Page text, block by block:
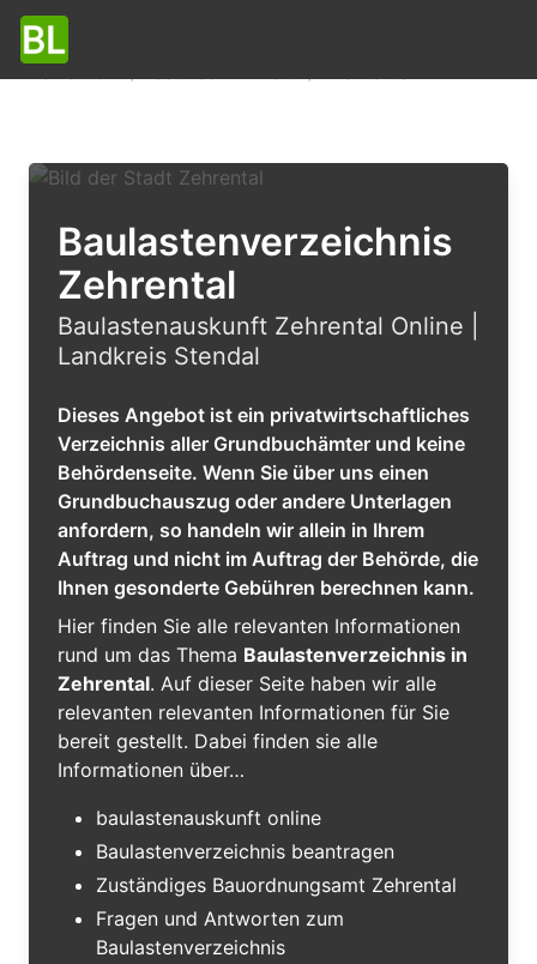
Baulastenverzeichnis
Zehrental
Baulastenauskunft Zehrental Online |
Landkreis Stendal
Dieses Angebot ist ein privatwirtschaftliches
Verzeichnis aller Grundbuchämter und keine
Behördenseite. Wenn Sie über uns einen
Grundbuchauszug oder andere Unterlagen
anfordern, so handeln wir allein in Ihrem
Auftrag und nicht im Auftrag der Behörde, die
Ihnen gesonderte Gebühren berechnen kann.
Hier finden Sie alle relevanten Informationen
rund um das Thema Baulastenverzeichnis in
Zehrental. Auf dieser Seite haben wir alle
relevanten relevanten Informationen für Sie
bereit gestellt. Dabei finden sie alle
Informationen über…
baulastenauskunft online
Baulastenverzeichnis beantragen
Zuständiges Bauordnungsamt Zehrental
Fragen und Antworten zum
Baulastenverzeichnis